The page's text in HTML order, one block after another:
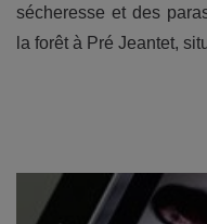
sécheresse et des
la forêt à Pré Jeantet,